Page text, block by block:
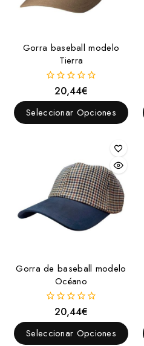
Gorra baseball modelo
Tierra
fuera
de
20,44€
Seleccionar Opciones
Gorra de baseball modelo
Océano
fuera
de
5
20,44€
Seleccionar Opciones